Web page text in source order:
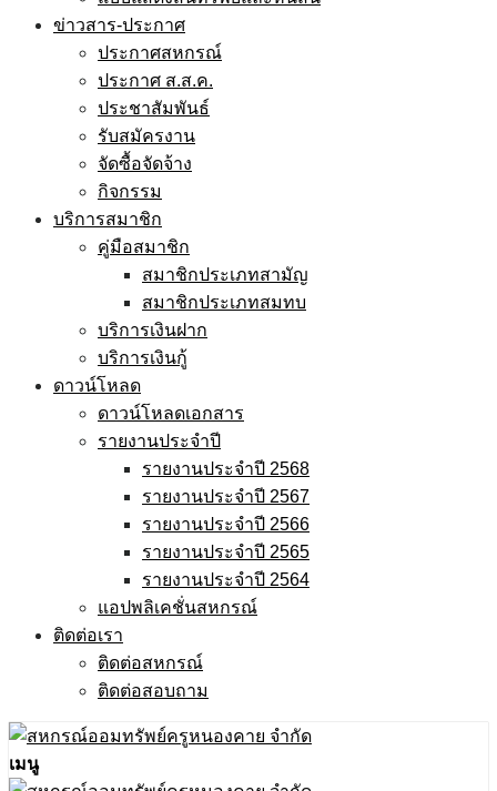
ข่าวสาร-ประกาศ
ประกาศสหกรณ์
ประกาศ ส.ส.ค.
ประชาสัมพันธ์
รับสมัครงาน
จัดซื้อจัดจ้าง
กิจกรรม
บริการสมาชิก
คู่มือสมาชิก
สมาชิกประเภทสามัญ
สมาชิกประเภทสมทบ
บริการเงินฝาก
บริการเงินกู้
ดาวน์โหลด
ดาวน์โหลดเอกสาร
รายงานประจำปี
รายงานประจำปี 2568
รายงานประจำปี 2567
รายงานประจำปี 2566
รายงานประจำปี 2565
รายงานประจำปี 2564
แอปพลิเคชั่นสหกรณ์
ติดต่อเรา
ติดต่อสหกรณ์
ติดต่อสอบถาม
เมนู